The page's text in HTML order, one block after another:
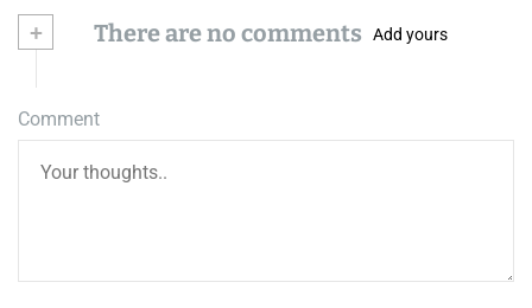
+ There are no comments Add yours
Comment